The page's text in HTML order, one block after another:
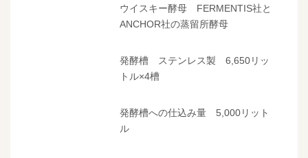
ウイスキー酵母 FERMENTIS社と
ANCHOR社の蒸留所酵母
発酵槽 ステンレス製 6,650リッ
トル×4槽
発酵槽への仕込み量 5,000リット
ル